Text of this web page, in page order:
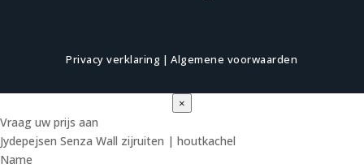
Privacy verklaring |Algemene voorwaarden
×
Vraag uw prijs aan
Jydepejsen Senza Wall zijruiten | houtkachel
Name